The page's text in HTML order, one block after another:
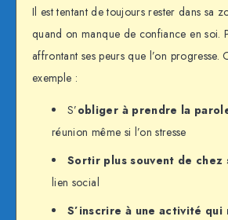
Il est tentant de toujours rester dans sa
quand on manque de confiance en soi.
affrontant ses peurs que l’on progresse.
exemple :
S’obliger à prendre la
réunion même si l’on stresse
Sortir plus souvent de chez
lien social
S’inscrire à une activité qui